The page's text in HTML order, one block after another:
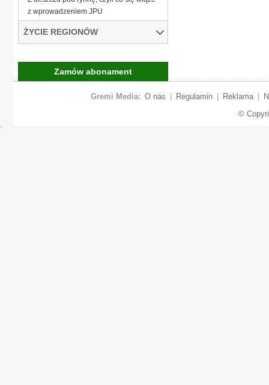
z wprowadzeniem JPU
ŻYCIE REGIONÓW
Zamów abonament
Gremi Media: O nas Regulamin Reklama
©